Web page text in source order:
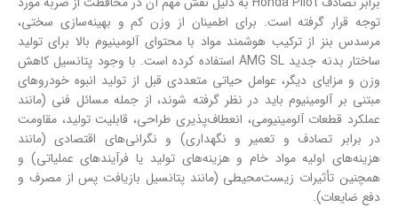
توجه قرار گرفته است. برای اطمینان از وزن کم و بهینه‌سازی سختی،
مرسدس بنز از ترکیب هوشمند مواد با محتوای آلومینیوم بالا برای تولید
ساختار بدنه جدید AMG SL استفاده کرده است. با وجود پتانسیل کاهش
وزن و مزایای دیگر، عوامل حیاتی متعددی قبل از تولید انبوه خودروهای
مبتنی بر آلومینیوم باید در نظر گرفته شوند، از جمله مسائل فنی (مانند
عملکرد قطعات آلومینیومی، انعطاف‌پذیری طراحی، قابلیت تولید، مقاومت
در برابر تصادف و تعمیر و نگهداری) و نگرانی‌های اقتصادی (مانند
هزینه‌های اولیه مواد خام و هزینه‌های تولید یا فرآیندهای عملیاتی) و
همچنین تأثیرات زیست‌محیطی (مانند پتانسیل بازیافت پس از مصرف و
دفع ضایعات).